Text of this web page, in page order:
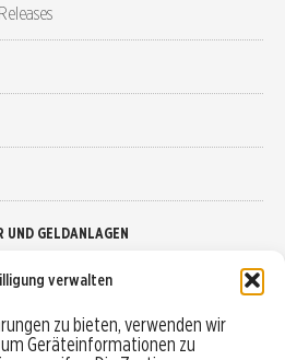
verwalten
zu bieten, verwenden wir
Geräteinformationen zu
UND GELDANLAGEN